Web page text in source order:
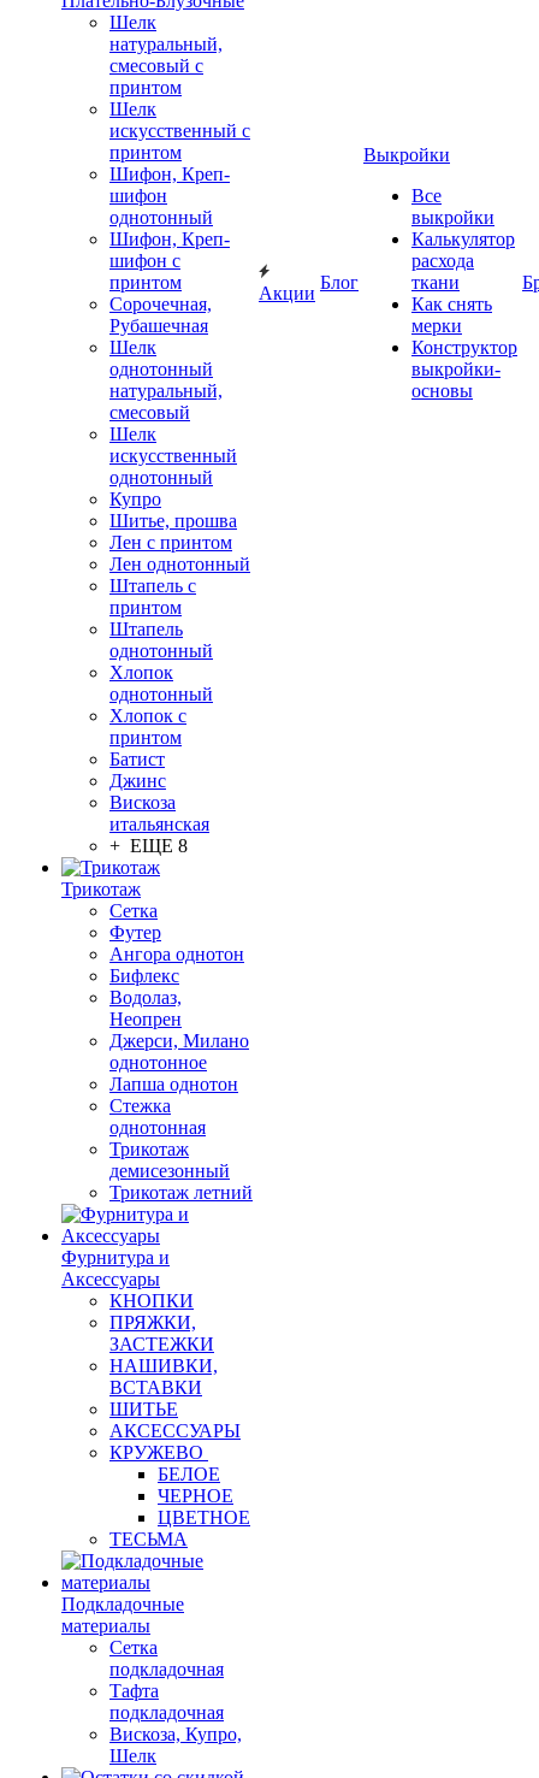
Шелк
натуральный,
смесовый с
принтом
Шелк
искусственный с
принтом
Шифон, Креп-
шифон
однотонный
Шифон, Креп-
шифон с
принтом
Сорочечная,
Рубашечная
Шелк
однотонный
натуральный,
смесовый
Шелк
искусственный
однотонный
Купро
Шитье, прошва
Лен с принтом
Лен однотонный
Штапель с
принтом
Штапель
однотонный
Хлопок
однотонный
Хлопок с
принтом
Батист
Джинс
Вискоза
итальянская
+ ЕЩЕ 8
Трикотаж
Сетка
Футер
Ангора однотон
Бифлекс
Водолаз,
Неопрен
Джерси, Милано
однотонное
Лапша однотон
Стежка
однотонная
Трикотаж
демисезонный
Трикотаж летний
Фурнитура и
Аксессуары
КНОПКИ
ПРЯЖКИ,
ЗАСТЕЖКИ
НАШИВКИ,
ВСТАВКИ
ШИТЬЕ
АКСЕССУАРЫ
КРУЖЕВО
БЕЛОЕ
ЧЕРНОЕ
ЦВЕТНОЕ
ТЕСЬМА
Подкладочные
материалы
Сетка
подкладочная
Тафта
подкладочная
Вискоза, Купро,
Шелк
Акции
Блог
Выкройки
Все
выкройки
Калькулятор
расхода
ткани
Как снять
мерки
Конструктор
выкройки-
основы